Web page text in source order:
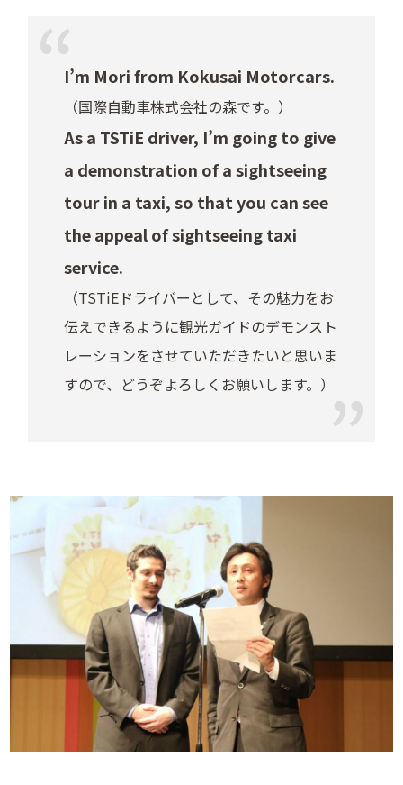
I’m Mori from Kokusai Motorcars.
（国際自動車株式会社の森です。）
As a TSTiE driver, I’m going to give
a demonstration of a sightseeing
tour in a taxi, so that you can see
the appeal of sightseeing taxi
service.
（TSTiEドライバーとして、その魅力をお
伝えできるように観光ガイドのデモンスト
レーションをさせていただきたいと思いま
すので、どうぞよろしくお願いします。）